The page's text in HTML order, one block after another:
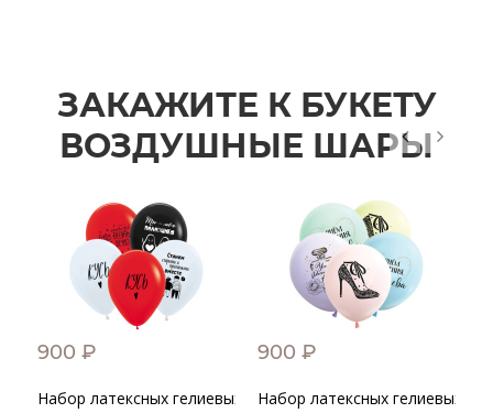
ЗАКАЖИТЕ К БУКЕТУ
ВОЗДУШНЫЕ ШАРЫ
900 ₽
Набор латексных гелиевых шаров "Признания в любви
900 ₽
Набор латексных гелиевых